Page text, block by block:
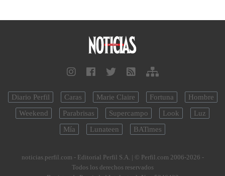
Diario Perfil Caras Marie Claire Fortuna
Hombre
Weekend
Parabrisas Supercampo Look
Luz
Mía
Lunateen BATimes
noticias.perfil.com - Editorial Perfil S.A. | © Perfil.com 2006-2026 -
Todos los derechos reservados